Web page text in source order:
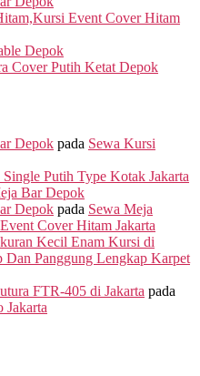
Event Cover Hitam
Depok
Cover Putih Ketat Depok
Depok pada Sewa Kursi
Putih Type Kotak Jakarta
Bar Depok
Depok pada Sewa Meja
Cover Hitam Jakarta
Kecil Enam Kursi di
Dan Panggung Lengkap Karpet
FTR-405 di Jakarta pada
Jakarta